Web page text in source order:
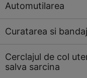
Automutilarea
Curatarea si
Cerclajul de col
salva sarcina